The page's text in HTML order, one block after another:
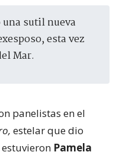
esta vez
Mar.
panelistas en el
estelar que dio
Pamela